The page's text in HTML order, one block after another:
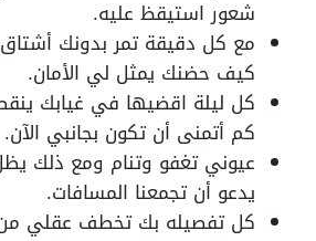
شعور استيقظ عليه.
مع كل دقيقة تمر بدونك أشتاق
كيف حضنك يمثل لي الأمان.
كل ليلة اقضيها في غيابك
كم أتمنى أن تكون بجانبي الآن.
عيوني تغفو وتنام ومع ذلك
يدعو أن تجمعنا المسافات.
كل تفصيله بك تخطف عقلي من